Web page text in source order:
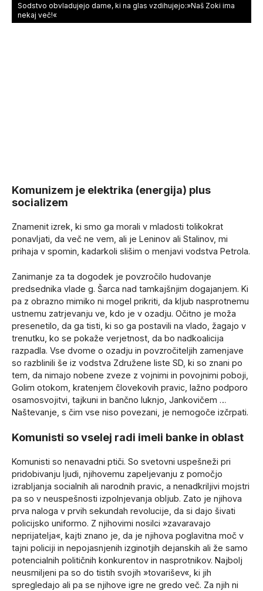
Sodstvo obvladujejo dame, ki na glas vzdihujejo:»Naš Zoki ima
nekaj več!«
Komunizem je elektrika (energija) plus
socializem
Znamenit izrek, ki smo ga morali v mladosti tolikokrat
ponavljati, da več ne vem, ali je Leninov ali Stalinov, mi
prihaja v spomin, kadarkoli slišim o menjavi vodstva Petrola.
Zanimanje za ta dogodek je povzročilo hudovanje
predsednika vlade g. Šarca nad tamkajšnjim dogajanjem. Ki
pa z obrazno mimiko ni mogel prikriti, da kljub nasprotnemu
ustnemu zatrjevanju ve, kdo je v ozadju. Očitno je moža
presenetilo, da ga tisti, ki so ga postavili na vlado, žagajo v
trenutku, ko se pokaže verjetnost, da bo nadkoalicija
razpadla. Vse dvome o ozadju in povzročiteljih zamenjave
so razblinili še iz vodstva Združene liste SD, ki so znani po
tem, da nimajo nobene zveze z vojnimi in povojnimi poboji,
Golim otokom, kratenjem človekovih pravic, lažno podporo
osamosvojitvi, tajkuni in bančno luknjo, Jankovičem …
Naštevanje, s čim vse niso povezani, je nemogoče izčrpati.
Komunisti so vselej radi imeli banke in oblast
Komunisti so nenavadni ptiči. So svetovni uspešneži pri
pridobivanju ljudi, njihovemu zapeljevanju z pomočjo
izrabljanja socialnih ali narodnih pravic, a nenadkriljivi mojstri
pa so v neuspešnosti izpolnjevanja obljub. Zato je njihova
prva naloga v prvih sekundah revolucije, da si dajo šivati
policijsko uniformo. Z njihovimi nosilci »zavaravajo
neprijatelja«, kajti znano je, da je njihova poglavitna moč v
tajni policiji in nepojasnjenih izginotjih dejanskih ali že samo
potencialnih političnih konkurentov in nasprotnikov. Najbolj
neusmiljeni pa so do tistih svojih »tovarišev«, ki jih
spregledajo ali pa se njihove igre ne gredo več. Za njih ni